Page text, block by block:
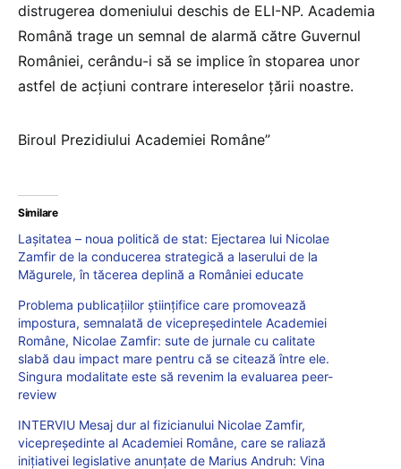
distrugerea domeniului deschis de ELI-NP. Academia
Română trage un semnal de alarmă către Guvernul
României, cerându-i să se implice în stoparea unor
astfel de acțiuni contrare intereselor țării noastre.
Biroul Prezidiului Academiei Române”
Similare
Lașitatea – noua politică de stat: Ejectarea lui Nicolae
Zamfir de la conducerea strategică a laserului de la
Măgurele, în tăcerea deplină a României educate
Problema publicațiilor științifice care promovează
impostura, semnalată de vicepreședintele Academiei
Române, Nicolae Zamfir: sute de jurnale cu calitate
slabă dau impact mare pentru că se citează între ele.
Singura modalitate este să revenim la evaluarea peer-
review
INTERVIU Mesaj dur al fizicianului Nicolae Zamfir,
vicepreședinte al Academiei Române, care se raliază
inițiativei legislative anunțate de Marius Andruh: Vina